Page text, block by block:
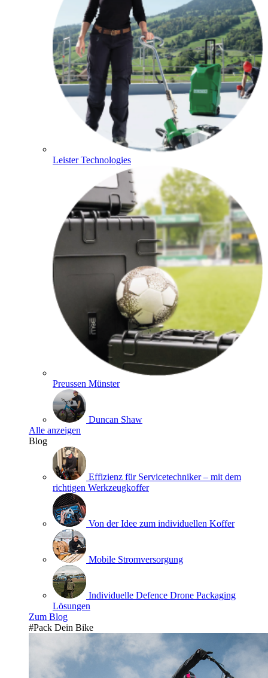
Leister Technologies
Preussen Münster
Duncan Shaw
Alle anzeigen
Blog
Effizienz für Servicetechniker – mit dem
richtigen Werkzeugkoffer
Von der Idee zum individuellen Koffer
Mobile Stromversorgung
Individuelle Defence Drone Packaging
Lösungen
Zum Blog
#Pack Dein Bike